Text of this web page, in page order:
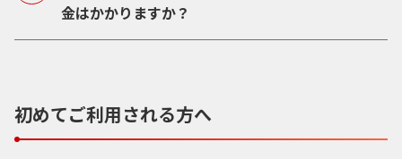
金はかかりますか？
初めてご利用される方へ